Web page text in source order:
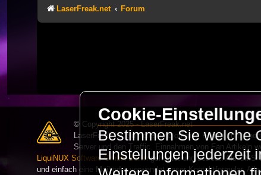
LaserFreak.net Forum
© Copyright 2025 - LaserFreak.net
LaserFreak ist ein freies und offenes Forum zum
Server und den Traffic. Einnahmen von Fan Artikeln
LiquiNUX Software GmbH Berlingehostet und betreut. Als CMS
und einfach eine Mail oder verwendet unser Kontaktformular.
Cookie-
Bestimmen Sie welche
Einstellungen jederzeit